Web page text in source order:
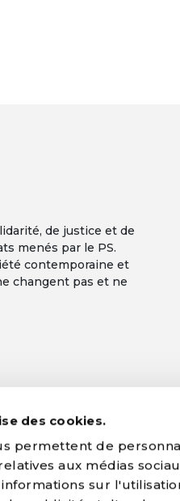
des cookies.
permettent de
aux médias
sur
de justice et de
menés par le PS.
contemporaine et
changent pas et ne